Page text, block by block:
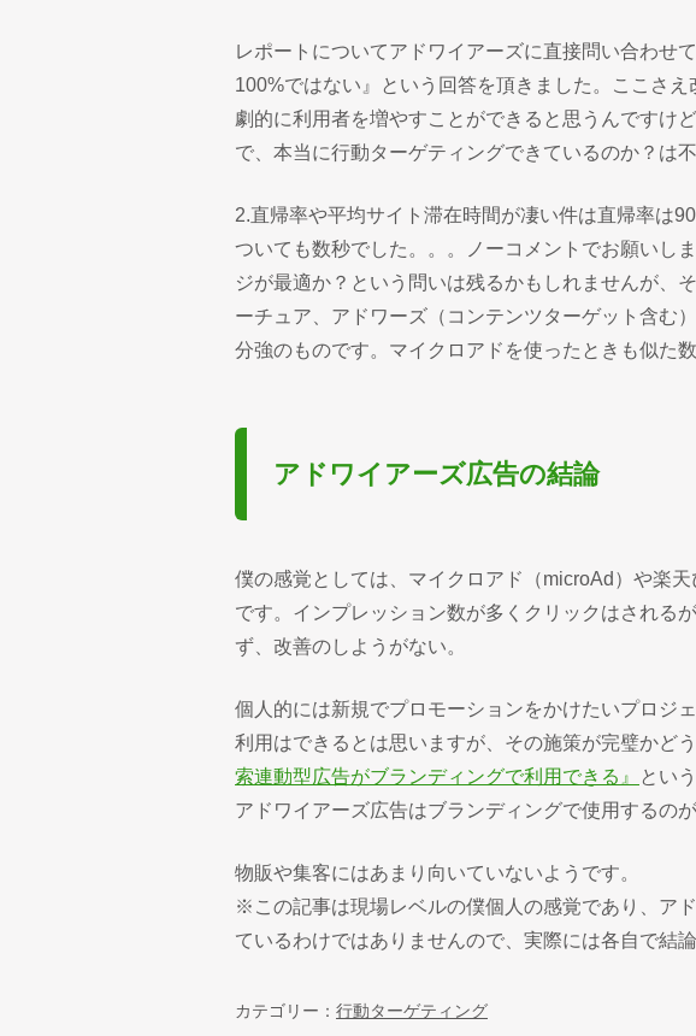
レポートについてアドワイアーズに直接問い合わせ
100%ではない』という回答を頂きました。ここさ
劇的に利用者を増やすことができると思うんですけ
で、本当に行動ターゲティングできているのか？は不
2.直帰率や平均サイト滞在時間が凄い件は直帰率は
ついても数秒でした。。。ノーコメントでお願いし
ジが最適か？という問いは残るかもしれませんが、
ーチュア、アドワーズ（コンテンツターゲット含む
分強のものです。マイクロアドを使ったときも似た
アドワイアーズ広告の結論
僕の感覚としては、マイクロアド（microAd）や楽
です。インプレッション数が多くクリックはされる
ず、改善のしようがない。
個人的には新規でプロモーションをかけたいプロジ
利用はできるとは思いますが、その施策が完璧かど
索連動型広告がブランディングで利用できる』
とい
アドワイアーズ広告はブランディングで使用するの
物販や集客にはあまり向いていないようです。
※この記事は現場レベルの僕個人の感覚であり、ア
ているわけではありませんので、実際には各自で結
カテゴリー： 行動ターゲティング